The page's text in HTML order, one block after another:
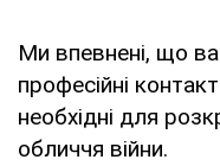
Ми впевнені, що
професійні
необхідні для
обличчя війни.